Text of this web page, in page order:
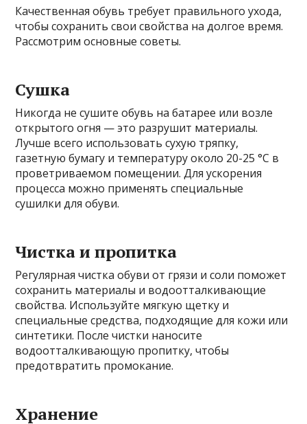
Качественная обувь требует правильного ухода,
чтобы сохранить свои свойства на долгое время.
Рассмотрим основные советы.
Сушка
Никогда не сушите обувь на батарее или возле
открытого огня — это разрушит материалы.
Лучше всего использовать сухую тряпку,
газетную бумагу и температуру около 20-25 °C в
проветриваемом помещении. Для ускорения
процесса можно применять специальные
сушилки для обуви.
Чистка и пропитка
Регулярная чистка обуви от грязи и соли поможет
сохранить материалы и водоотталкивающие
свойства. Используйте мягкую щетку и
специальные средства, подходящие для кожи или
синтетики. После чистки наносите
водоотталкивающую пропитку, чтобы
предотвратить промокание.
Хранение